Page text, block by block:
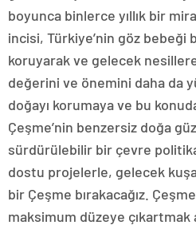
boyunca binlerce yıllık bir
incisi, Türkiye’nin göz bebeği
koruyarak ve gelecek
değerini ve önemini daha da
doğayı korumaya ve bu
Çeşme’nin benzersiz doğa
sürdürülebilir bir çevre
dostu projelerle, gelecek
bir Çeşme bırakacağız.
maksimum düzeye çıkartmak